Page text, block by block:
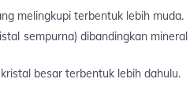
melingkupi terbentuk lebih muda.
sempurna) dibandingkan
besar terbentuk lebih dahulu.